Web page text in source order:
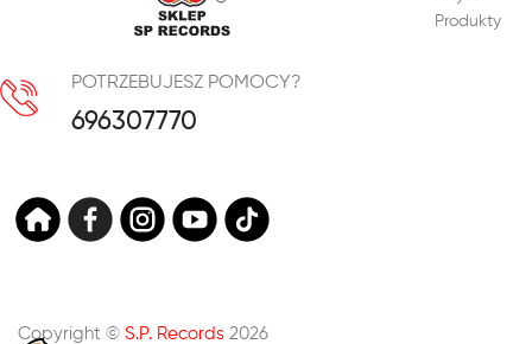
POTRZEBUJESZ POMOCY?
696307770
Produkty
Copyright © S.P. Records 2026